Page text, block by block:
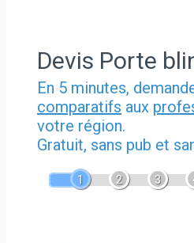
Devis Porte
En 5 minutes,
comparatifs aux
votre région.
Gratuit, sans pub et
1 2 3